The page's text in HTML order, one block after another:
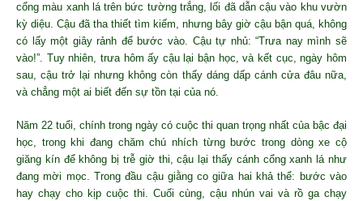
cổng màu xanh lá trên bức tường trắng, lối đã dẫn cậu vào khu vườn
kỳ diệu. Cậu đã tha thiết tìm kiếm, nhưng bây giờ cậu bận quá, không
có lấy một giây rảnh để bước vào. Cậu tự nhủ: “Trưa nay mình sẽ
vào!”. Tuy nhiên, trưa hôm ấy cậu lại bận học, và kết cục, ngày hôm
sau, cậu trở lại nhưng không còn thấy dáng dấp cánh cửa đâu nữa,
và chẳng một ai biết đến sự tồn tại của nó.
Năm 22 tuổi, chính trong ngày có cuộc thi quan trọng nhất của bậc đại
học, trong khi đang chăm chú nhích từng bước trong dòng xe cộ
giăng kín để không bị trễ giờ thi, cậu lại thấy cánh cổng xanh lá như
đang mời mọc. Trong đầu cậu giằng co giữa hai khả thể: bước vào
hay chạy cho kịp cuộc thi. Cuối cùng, cậu nhún vai và rồ ga chạy